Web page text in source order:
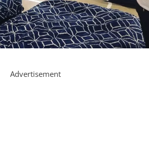
Advertisement